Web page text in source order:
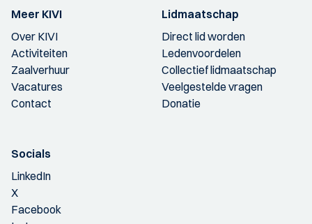
Meer KIVI
Over KIVI
Activiteiten
Zaalverhuur
Vacatures
Contact
Lidmaatschap
Direct lid worden
Ledenvoordelen
Collectief lidmaatschap
Veelgestelde vragen
Donatie
Socials
LinkedIn
X
Facebook